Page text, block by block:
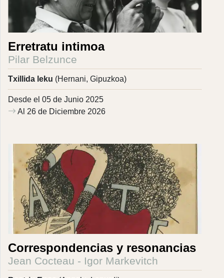
Erretratu intimoa
Pilar Belzunce
Txillida leku (Hernani, Gipuzkoa)
Desde el 05 de Junio 2025
Al 26 de Diciembre 2026
Correspondencias y resonancias
Jean Cocteau - Igor Markevitch